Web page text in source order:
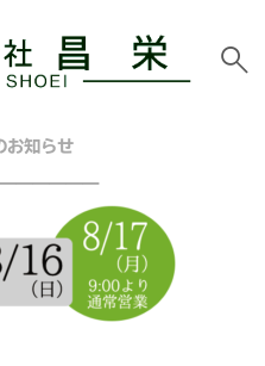
シーリング工事
トイレリフォーム
ブルー ベージュ
お知らせ